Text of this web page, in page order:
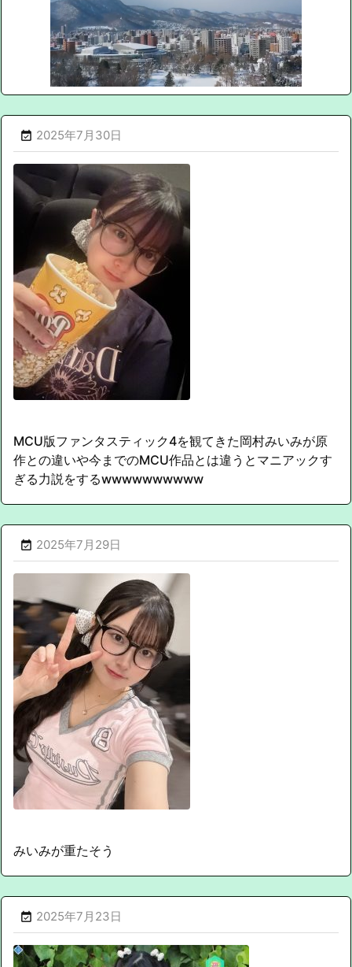
 2025年7月30日
MCU版ファンタスティック4を観てきた岡村みいみが原
作との違いや今までのMCU作品とは違うとマニアックす
ぎる力説をするwwwwwwwwww
 2025年7月29日
みいみが重たそう
 2025年7月23日